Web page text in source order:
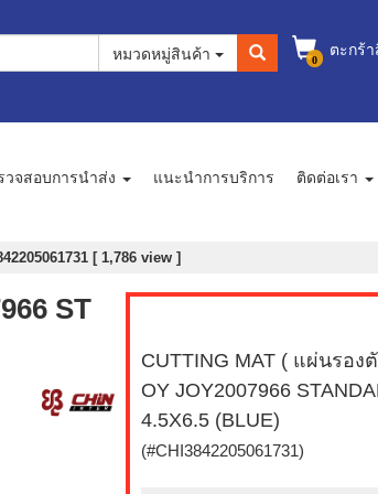
0 ตะกร้
หมวดหมู่สินค้า
วจสอบการนำส่ง แนะนำการบริการ ติดต่อเรา
[ 1,786 view ]
ST
CUTTING MAT ( แผ่นรอง
OY JOY2007966
4.5X6.5 (BLUE)
(#CHI3842205061731)